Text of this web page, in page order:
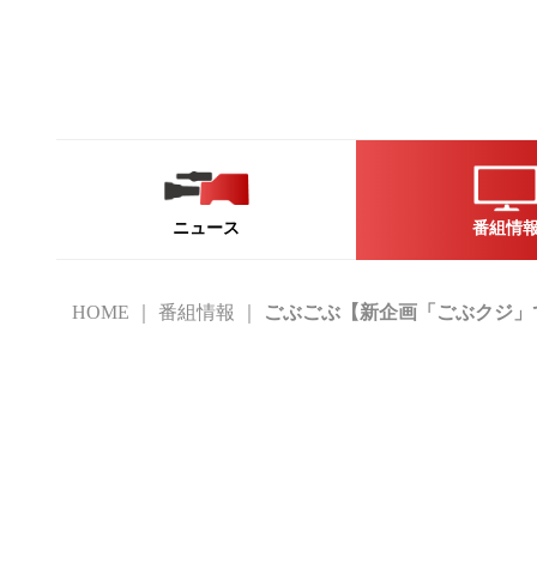
ニュース 番組情
HOME 番組情報 ごぶごぶ【新企画「ごぶクジ